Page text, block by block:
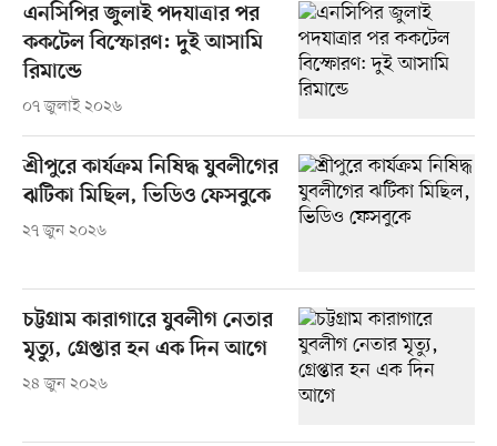
এনসিপির জুলাই পদযাত্রার পর
ককটেল বিস্ফোরণ: দুই আসামি
রিমান্ডে
০৭ জুলাই ২০২৬
শ্রীপুরে কার্যক্রম নিষিদ্ধ যুবলীগের
ঝটিকা মিছিল, ভিডিও ফেসবুকে
২৭ জুন ২০২৬
চট্টগ্রাম কারাগারে যুবলীগ নেতার
মৃত্যু, গ্রেপ্তার হন এক দিন আগে
২৪ জুন ২০২৬